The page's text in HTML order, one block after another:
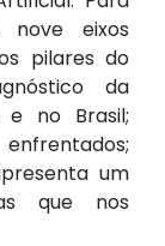
eixos
pilares do
da
no Brasil;
um
que nos